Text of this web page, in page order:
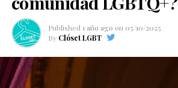
Published 1 año ago on 05/10/2025
By Clóset LGBT